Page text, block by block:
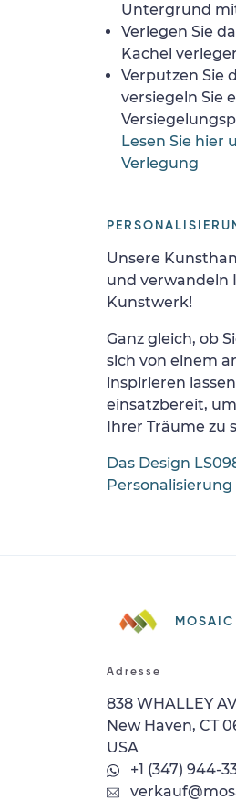
Untergrund
Verlegen Sie
Kachel
Verputzen Sie
versiegeln Sie
Lesen Sie hier
Verlegung
Unsere
und verwandeln
Kunstwerk!
Ganz gleich, ob
sich von einem
inspirieren
einsatzbereit,
Ihrer Träume zu
Das Design
Adresse
838 WHALLEY
New Haven, CT
USA
+1 (347) 944-